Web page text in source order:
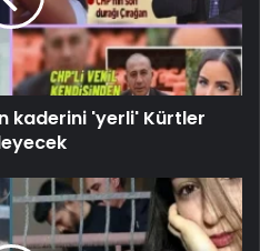
kaderini 'yerli' Kürtler